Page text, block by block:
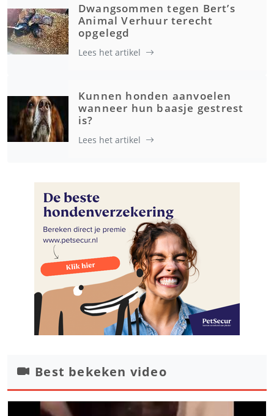
Dwangsommen tegen Bert’s
Animal Verhuur terecht
opgelegd
Lees het artikel
Kunnen honden aanvoelen
wanneer hun baasje gestrest
is?
Lees het artikel
Best bekeken video